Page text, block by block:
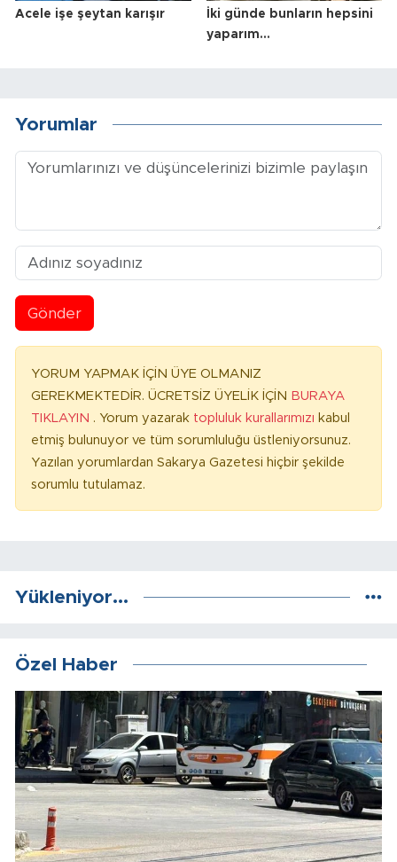
Acele işe şeytan karışır
İki günde bunların hepsini
yaparım…
Yorumlar
Gönder
YORUM YAPMAK İÇİN ÜYE OLMANIZ
GEREKMEKTEDİR. ÜCRETSİZ ÜYELİK İÇİN BURAYA
TIKLAYIN . Yorum yazarak topluluk kurallarımızı kabul
etmiş bulunuyor ve tüm sorumluluğu üstleniyorsunuz.
Yazılan yorumlardan Sakarya Gazetesi hiçbir şekilde
sorumlu tutulamaz.
Yükleniyor...
Özel Haber